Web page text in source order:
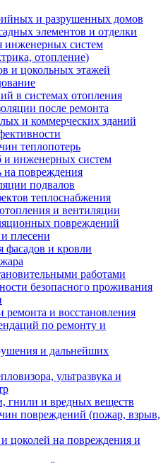
и разрушенных домов
элементов и отделки
инженерных систем
отопление)
и цокольных этажей
в системах отопления
после ремонта
и коммерческих зданий
теплопотерь
и инженерных систем
на повреждения
подвалов
теплоснабжения
и вентиляции
повреждений
плесени
фасадов и кровли
работами
безопасного проживания
ремонта и восстановления
по ремонту и
и дальнейших
ультразвука и
гнили и вредных веществ
повреждений (пожар, взрыв,
цоколей на повреждения и